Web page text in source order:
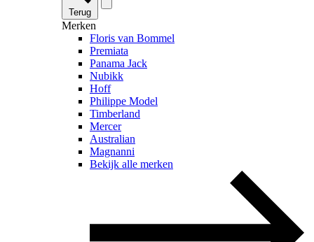
Terug
Merken
Floris van Bommel
Premiata
Panama Jack
Nubikk
Hoff
Philippe Model
Timberland
Mercer
Australian
Magnanni
Bekijk alle merken